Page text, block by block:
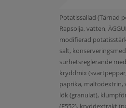
Potatissallad (Tärnad
Rapsolja, vatten,
modifierad
salt,
surhetsreglerande
kryddmix
paprika, maltodextrin,
lök (granulat),
(E552), kryddextrakt